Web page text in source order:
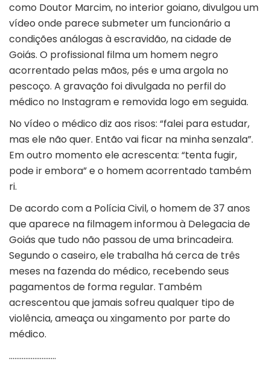
como Doutor Marcim, no interior goiano, divulgou um
vídeo onde parece submeter um funcionário a
condições análogas à escravidão, na cidade de
Goiás. O profissional filma um homem negro
acorrentado pelas mãos, pés e uma argola no
pescoço. A gravação foi divulgada no perfil do
médico no Instagram e removida logo em seguida.
No vídeo o médico diz aos risos: “falei para estudar,
mas ele não quer. Então vai ficar na minha senzala”.
Em outro momento ele acrescenta: “tenta fugir,
pode ir embora” e o homem acorrentado também
ri.
De acordo com a Polícia Civil, o homem de 37 anos
que aparece na filmagem informou à Delegacia de
Goiás que tudo não passou de uma brincadeira.
Segundo o caseiro, ele trabalha há cerca de três
meses na fazenda do médico, recebendo seus
pagamentos de forma regular. Também
acrescentou que jamais sofreu qualquer tipo de
violência, ameaça ou xingamento por parte do
médico.
……………………..